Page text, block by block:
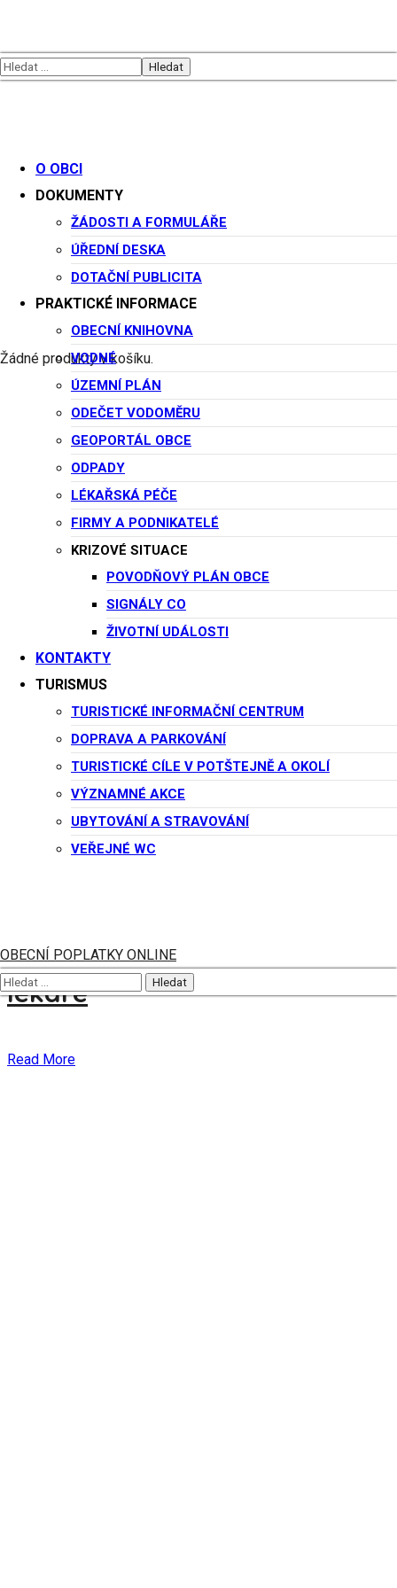
Žádné produkty v košíku.
O OBCI
DOKUMENTY
ŽÁDOSTI A FORMULÁŘE
ÚŘEDNÍ DESKA
DOTAČNÍ PUBLICITA
PRAKTICKÉ INFORMACE
OBECNÍ KNIHOVNA
VODNÉ
ÚZEMNÍ PLÁN
ODEČET VODOMĚRU
GEOPORTÁL OBCE
ODPADY
LÉKAŘSKÁ PÉČE
FIRMY A PODNIKATELÉ
KRIZOVÉ SITUACE
POVODŇOVÝ PLÁN OBCE
SIGNÁLY CO
ŽIVOTNÍ UDÁLOSTI
KONTAKTY
TURISMUS
TURISTICKÉ INFORMAČNÍ CENTRUM
DOPRAVA A PARKOVÁNÍ
TURISTICKÉ CÍLE V POTŠTEJNĚ A OKOLÍ
VÝZNAMNÉ AKCE
UBYTOVÁNÍ A STRAVOVÁNÍ
VEŘEJNÉ WC
OBECNÍ POPLATKY ONLINE
Datum:
Začátek akce v 15:00
11 července, 2026
E-Mail
urad@potstejn.cz
Podrobnější informace naleznete na webu
ROCKIN’ RIDERS15. 8. 2026
Další akce
Zákaz pálení
Read More
Nová ordinace praktického
lékaře
Read More